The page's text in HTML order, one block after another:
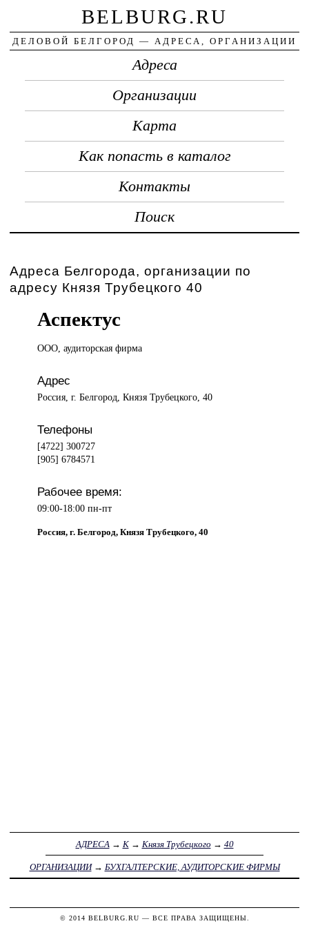
BELBURG.RU
ДЕЛОВОЙ БЕЛГОРОД — АДРЕСА, ОРГАНИЗАЦИИ
Адреса
Организации
Карта
Как попасть в каталог
Контакты
Поиск
Адреса Белгорода, организации по
адресу Князя Трубецкого 40
Аспектус
ООО, аудиторскаяфирма
Адрес
Россия, г. Белгород, Князя Трубецкого, 40
Телефоны
[4722] 300727
[905] 6784571
Рабочее время:
09:00-18:00 пн-пт
Россия, г. Белгород, Князя Трубецкого, 40
АДРЕСА → К→ Князя Трубецкого → 40
ОРГАНИЗАЦИИ→ БУХГАЛТЕРСКИЕ, АУДИТОРСКИЕ ФИРМЫ
© 2014 BELBURG.RU — ВСЕ ПРАВА ЗАЩИЩЕНЫ.